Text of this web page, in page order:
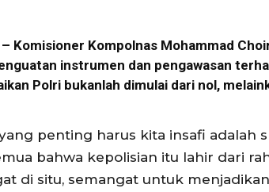
– Komisioner Kompolnas Mohammad
instrumen dan pengawasan
Polri bukanlah dimulai dari nol,
penting harus kita insafi adalah
bahwa kepolisian itu lahir dari
di situ, semangat untuk